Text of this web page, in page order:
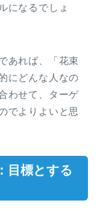
になるでしょ
あれば、「花束
にどんな人なの
わせて、ターゲ
でよりよいと思
目標とする